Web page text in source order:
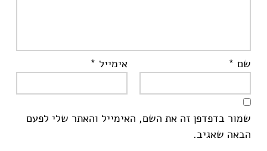
שם * אימייל *
שמור בדפדפן זה את השם, האימייל והאתר שלי לפעם
הבאה שאגיב.